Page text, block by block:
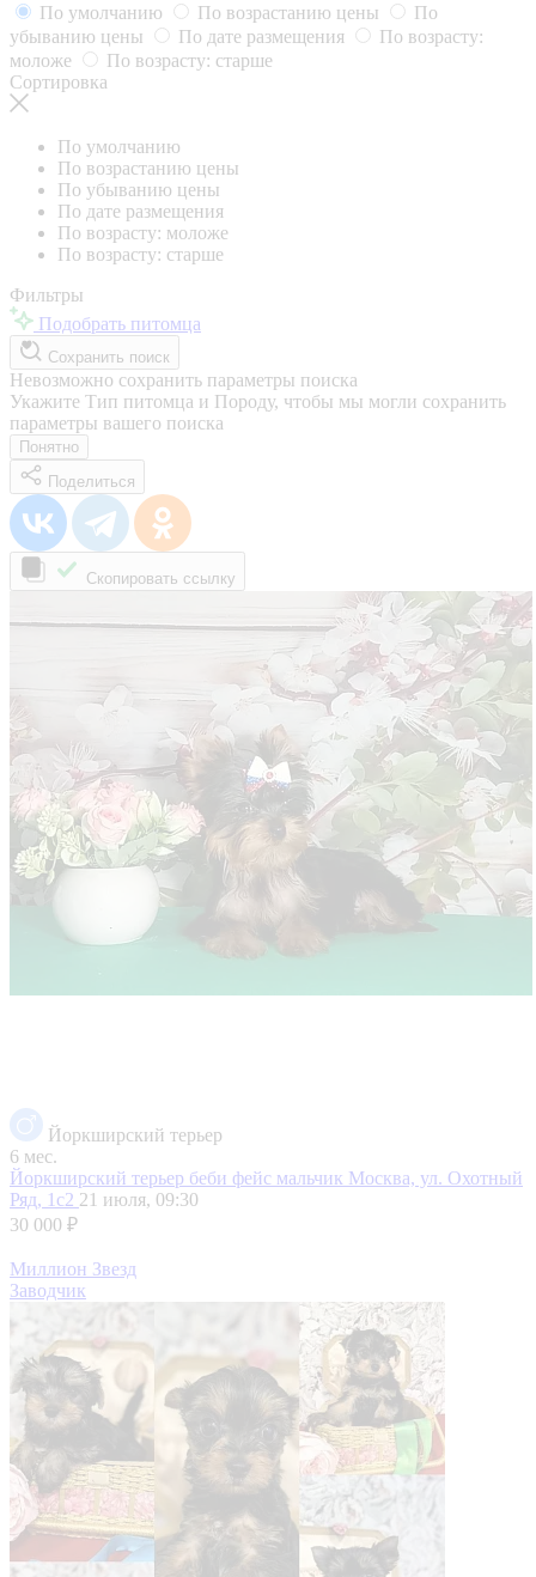
По умолчанию
По возрастанию цены
По
убыванию цены
По дате размещения
По возрасту:
моложе
По возрасту: старше
Сортировка
По умолчанию
По возрастанию цены
По убыванию цены
По дате размещения
По возрасту: моложе
По возрасту: старше
Фильтры
Подобрать питомца
Сохранить поиск
Невозможно сохранить параметры поиска
Укажите Тип питомца и Породу, чтобы мы могли сохранить
параметры вашего поиска
Понятно
Поделиться
Скопировать ссылку
Йоркширский терьер
6 мес.
Йоркширский терьер беби фейс мальчик Москва, ул. Охотный
Ряд, 1с2 21 июля, 09:30
30 000 ₽
Миллион Звезд
Заводчик